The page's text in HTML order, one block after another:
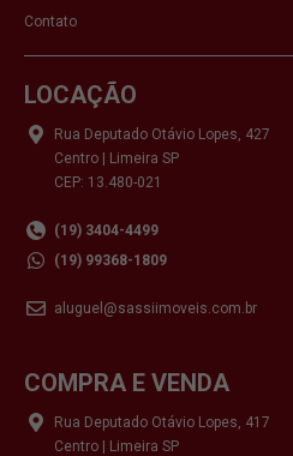
Contato
LOCAÇÃO
Rua Deputado Otávio Lopes, 427
Centro | Limeira SP
CEP: 13.480-021
(19) 3404-4499
(19) 99368-1809
aluguel@sassiimoveis.com.br
COMPRA E VENDA
Rua Deputado Otávio Lopes, 417
Centro | Limeira SP